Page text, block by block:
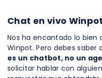
Chat en vivo Winpot
Nos ha encantado lo
Winpot. Pero debes saber
es un chatbot, no un
solicitar hablar con